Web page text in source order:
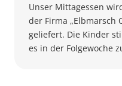
Unser Mittagessen
der Firma „Elbmarsch
geliefert. Die Kinder
es in der Folgewoche